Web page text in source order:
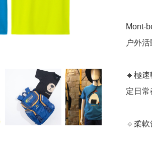
Mont-
户外
🔹極
定日常
🔹柔